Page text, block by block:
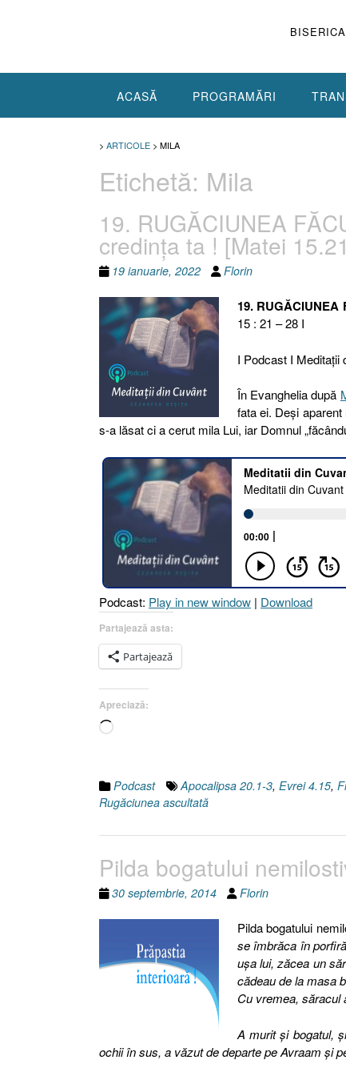
ACASĂ PROGRAMĂRI
> ARTICOLE > MILA
Etichetă: Mila
19. RUGĂCIUNEA
credinţa ta ! [Matei
19 ianuarie, 2022 Florin
19. RUGĂCIUNEA
15 : 21 – 28 I
I Podcast I Meditaţii
În Evanghelia după
fata ei. Deşi
s-a lăsat ci a cerut mila Lui, iar Domnul
Podcast: Play in new window | Download
Partajează asta:
Partajează
Apreciază:
Încarc...
Podcast Apocalipsa 20.1-3, Evrei 4.15,
Rugăciunea ascultată
Pilda bogatului
30 septembrie, 2014 Florin
Pilda bogatului
se îmbrăca în
uşa lui, zăcea un
cădeau de la masa
Cu vremea, săracul
A murit şi bogatul,
ochii în sus, a văzut de departe pe Avraam şi